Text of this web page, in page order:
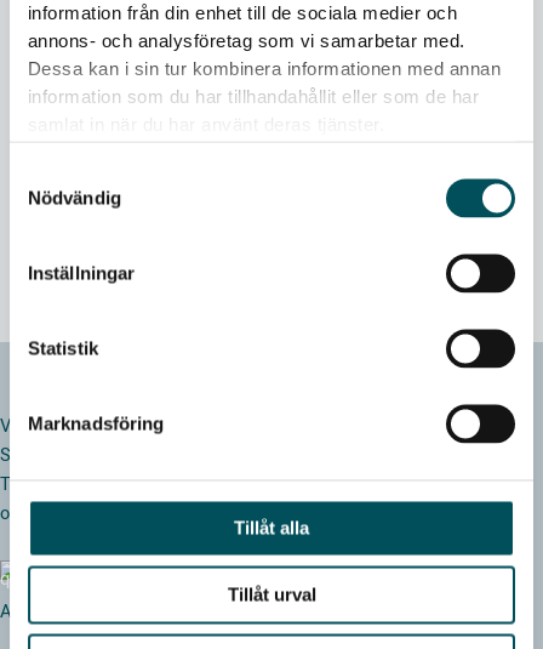
information från din enhet till de sociala medier och
annons- och analysföretag som vi samarbetar med.
Dessa kan i sin tur kombinera informationen med annan
information som du har tillhandahållit eller som de har
samlat in när du har använt deras tjänster.
Nödvändig
Inställningar
Statistik
Marknadsföring
Tillåt alla
Tillåt urval
E-post:thomas@qbena.se
Kundsupport
Västra vägen 31
SE-573 41 Tranås
Tel: 0140 – 412 29
order@alnas.se
Alnäs är en del av Qbena